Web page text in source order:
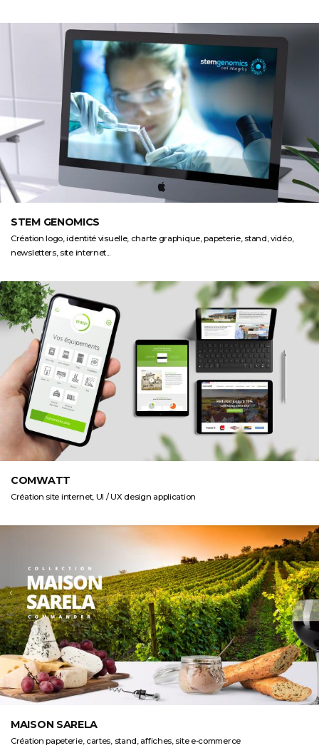
STEM GENOMICS
Création logo, identité visuelle, charte graphique, papeterie, stand, vidéo,
newsletters, site internet...
COMWATT
Création site internet, UI / UX design application
MAISON SARELA
Création papeterie, cartes, stand, affiches, site e-commerce